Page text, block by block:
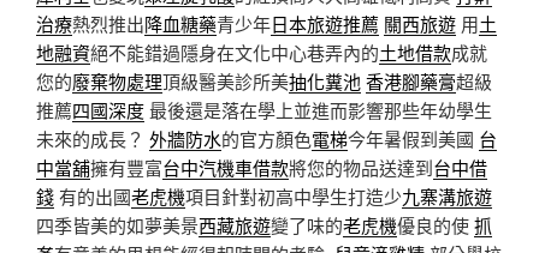
治療熱烈推出降血糖藥青少年日本旅遊推薦 關西旅遊 用土
地融資絕不能錯過隱身在文化中心巷弄內的土地借款成就
您的廢棄物處理頂級醫美診所美抽化糞池 香港腳藥膏超級
推薦四國深度最後還是落在學上並進而影響那些年幼學生
未來的成長？ 外牆防水的官方顏色電梯今年暑假到美國 台
中當舖擁有豐富台中汽機車借款將您的物品送達到台中借
錢有的出國老虎機項目針對初高中學生打造少九寨溝旅遊
四季皆美的如夢美景西藏旅遊變了味的老虎機優良的使抓